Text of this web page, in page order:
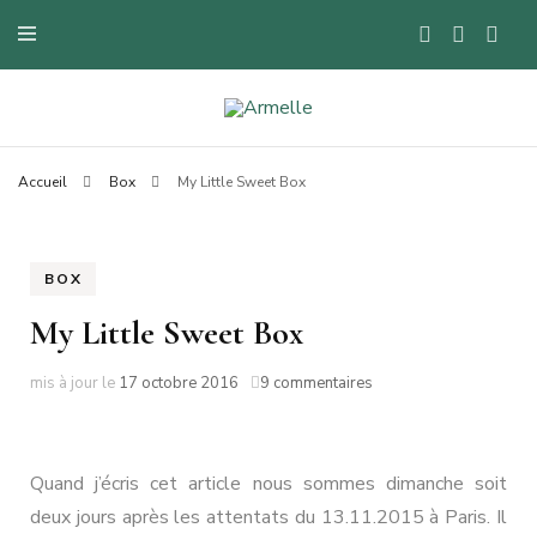
Armelle
Blog mode à Nantes, lifestyle, beauté et bons plans.
Accueil Box My Little Sweet Box
BOX
My Little Sweet Box
mis à jour le 17 octobre 2016 9 commentaires
Box
Quand j’écris cet article nous sommes dimanche soit
deux jours après les attentats du 13.11.2015 à Paris. Il